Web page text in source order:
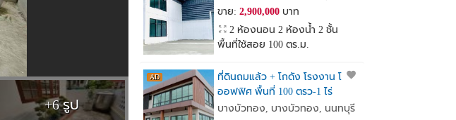
+6 รูป
ขาย: 2,900,000บาท
2 ห้องนอน 2 ห้องน้ำ 2 ชั้น
พื้นที่ใช้สอย 100 ตร.ม.
ที่ดินถมแล้ว + โกดัง โรงงาน โฮม
ออฟฟิศ พื้นที่ 100 ตรว-1 ไร่
เจ้าของขายเอง
บางบัวทอง, บางบัวทอง, นนทบุรี